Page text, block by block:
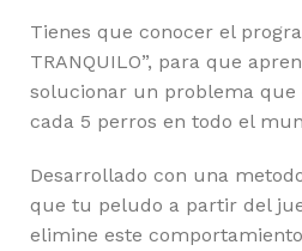
Tienes que conocer el
TRANQUILO”, para que
solucionar un problema que
cada 5 perros en todo el
Desarrollado con una
que tu peludo a partir del
elimine este